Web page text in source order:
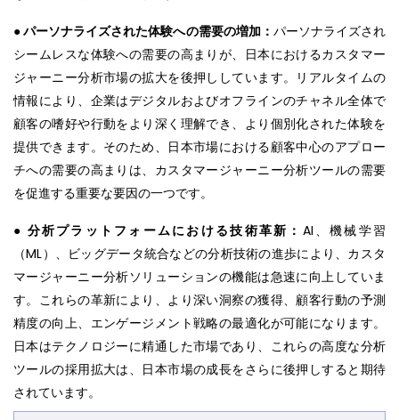
● パーソナライズされた体験への需要の増加： パーソナライズされ
シームレスな体験への需要の高まりが、日本におけるカスタマー
ジャーニー分析市場の拡大を後押ししています。リアルタイムの
情報により、企業はデジタルおよびオフラインのチャネル全体で
顧客の嗜好や行動をより深く理解でき、より個別化された体験を
提供できます。そのため、日本市場における顧客中心のアプロー
チへの需要の高まりは、カスタマージャーニー分析ツールの需要
を促進する重要な要因の一つです。
● 分析プラットフォームにおける技術革新： AI、機械学習
（ML）、ビッグデータ統合などの分析技術の進歩により、カスタ
マージャーニー分析ソリューションの機能は急速に向上していま
す。これらの革新により、より深い洞察の獲得、顧客行動の予測
精度の向上、エンゲージメント戦略の最適化が可能になります。
日本はテクノロジーに精通した市場であり、これらの高度な分析
ツールの採用拡大は、日本市場の成長をさらに後押しすると期待
されています。